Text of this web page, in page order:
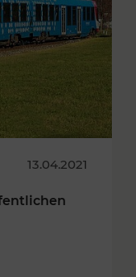
13.04.2021